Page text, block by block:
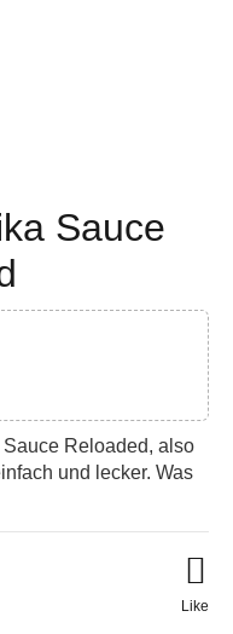
Sauce
Reloaded, also
und lecker. Was
Like